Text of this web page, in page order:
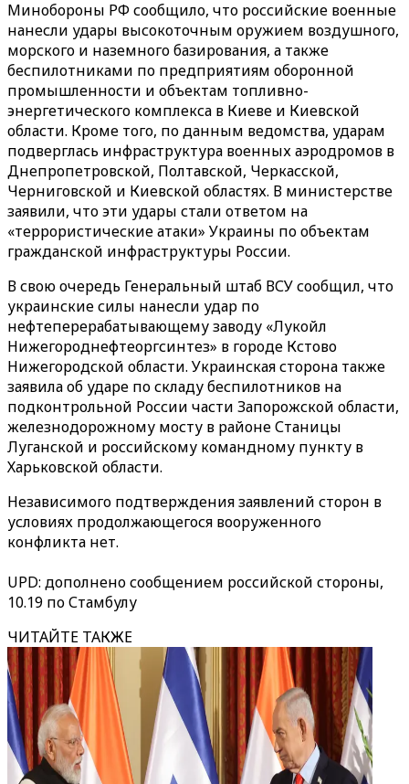
Минобороны РФ сообщило, что российские военные
нанесли удары высокоточным оружием воздушного,
морского и наземного базирования, а также
беспилотниками по предприятиям оборонной
промышленности и объектам топливно-
энергетического комплекса в Киеве и Киевской
области. Кроме того, по данным ведомства, ударам
подверглась инфраструктура военных аэродромов в
Днепропетровской, Полтавской, Черкасской,
Черниговской и Киевской областях. В министерстве
заявили, что эти удары стали ответом на
«террористические атаки» Украины по объектам
гражданской инфраструктуры России.
В свою очередь Генеральный штаб ВСУ сообщил, что
украинские силы нанесли удар по
нефтеперерабатывающему заводу «Лукойл
Нижегороднефтеоргсинтез» в городе Кстово
Нижегородской области. Украинская сторона также
заявила об ударе по складу беспилотников на
подконтрольной России части Запорожской области,
железнодорожному мосту в районе Станицы
Луганской и российскому командному пункту в
Харьковской области.
Независимого подтверждения заявлений сторон в
условиях продолжающегося вооруженного
конфликта нет.
UPD: дополнено сообщением российской стороны,
10.19 по Стамбулу
ЧИТАЙТЕ ТАКЖЕ